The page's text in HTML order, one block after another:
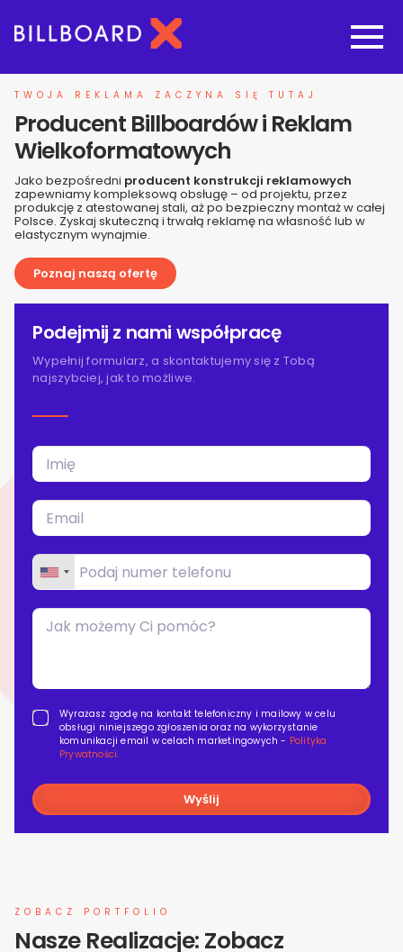
Oferta budowy reklam
Nasze pozostałe usługi
Galeria
O nas
Realizacje
Blog
Kontakt
TWOJA REKLAMA ZACZYNA SIĘ TUTAJ
Producent Billboardów i Reklam
Wielkoformatowych
Jako bezpośredni producent konstrukcji reklamowych
zapewniamy kompleksową obsługę – od projektu, przez
produkcję z atestowanej stali, aż po bezpieczny montaż w całej
Polsce. Zyskaj skuteczną i trwałą reklamę na własność lub w
elastycznym wynajmie.
Poznaj naszą ofertę
Podejmij z nami współpracę
Wypełnij formularz, a skontaktujemy się z Tobą
najszybciej, jak to możliwe.
Wyrażasz zgodę na kontakt telefoniczny i mailowy w celu
obsługi niniejszego zgłoszenia oraz na wykorzystanie
komunikacji email w celach marketingowych - Polityka
Prywatności.
Wyślij
ZOBACZ PORTFOLIO
Nasze Realizacje: Zobacz